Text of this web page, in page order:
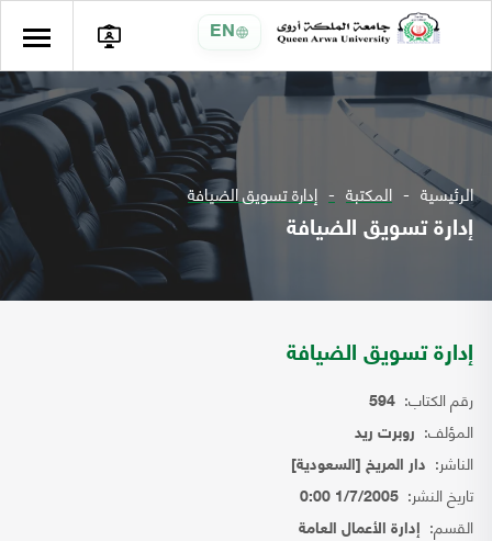
EN
الرئيسية المكتبة إدارة تسويق الضيافة
إدارة تسويق الضيافة
إدارة تسويق الضيافة
رقم الكتاب: 594
المؤلف: روبرت ريد
الناشر: دار المريخ [السعودية]
تاريخ النشر: 1/7/2005 0:00
القسم: إدارة الأعمال العامة